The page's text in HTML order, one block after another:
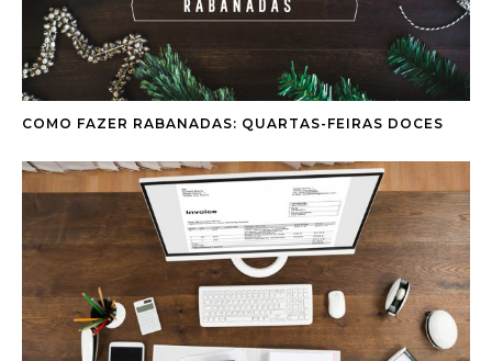
COMO FAZER RABANADAS: QUARTAS-FEIRAS DOCES